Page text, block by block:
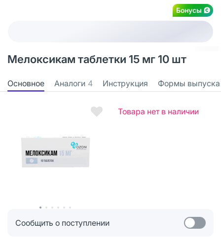
Бонусы
Мелоксикам таблетки 15 мг 10 шт
Основное Аналоги 4 Инструкция Формы выпуска
Товара нет в наличии
Сообщить о поступлении